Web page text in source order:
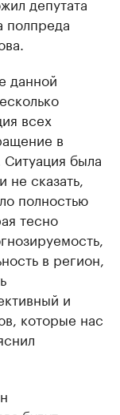
данной
всех
в
Ситуация была
не сказать,
полностью
тесно
в регион,
и
которые нас